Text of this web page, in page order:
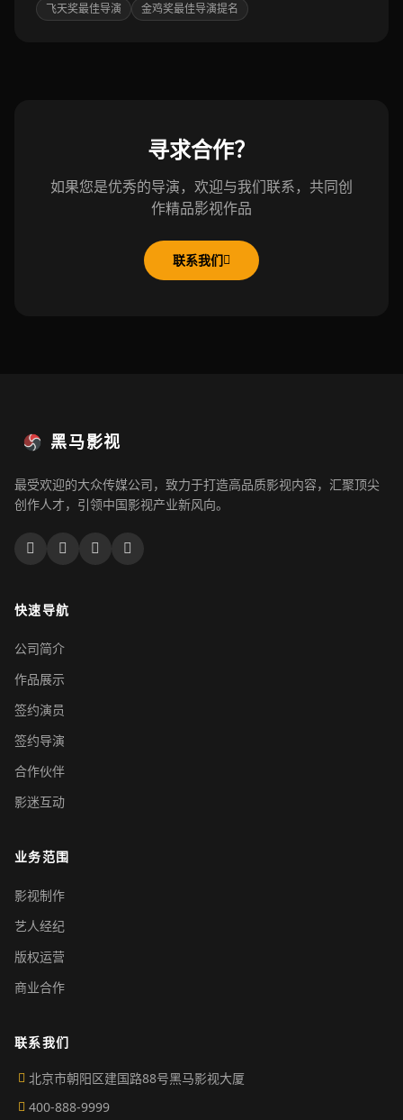
飞天奖最佳导演 金鸡奖最佳导演提名
寻求合作？
如果您是优秀的导演，欢迎与我们联系，共同创
作精品影视作品
联系我们
黑马影视
最受欢迎的大众传媒公司，致力于打造高品质影视内容，汇聚顶尖
创作人才，引领中国影视产业新风向。
快速导航
公司简介
作品展示
签约演员
签约导演
合作伙伴
影迷互动
业务范围
影视制作
艺人经纪
版权运营
商业合作
联系我们
北京市朝阳区建国路88号黑马影视大厦
400-888-9999